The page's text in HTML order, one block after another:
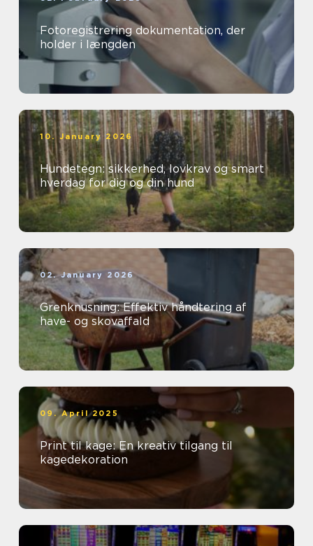
Fotoregistrering dokumentation, der
holder i længden
10. January 2026
Hundetegn: sikkerhed, lovkrav og smart
hverdag for dig og din hund
02. January 2026
Grenknusning: Effektiv håndtering af
have- og skovaffald
09. April 2025
Print til kage: En kreativ tilgang til
kagedekoration